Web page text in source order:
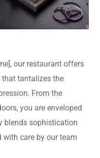
our restaurant offers
tantalizes the
From the
you are enveloped
blends sophistication
care by our team